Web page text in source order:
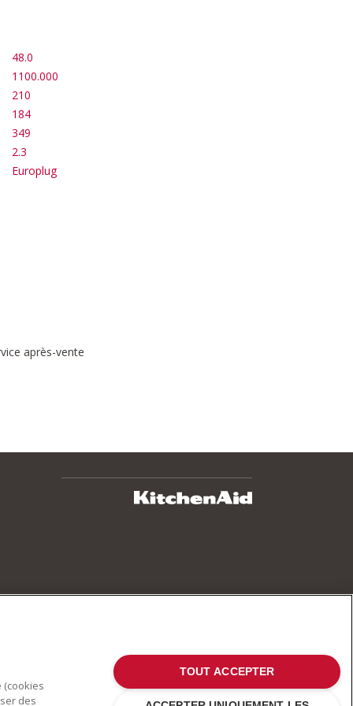
48.0
1100.000
210
184
349
2.3
Europlug
après-vente
des
TOUT ACCEPTER